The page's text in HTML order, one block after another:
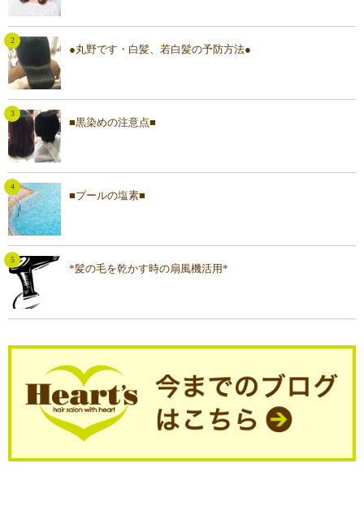
●丸野です・白髪、若白髪の予防方法●
■黒染めの注意点■
■プールの塩素■
*髪の毛を乾かす時の扇風機活用*